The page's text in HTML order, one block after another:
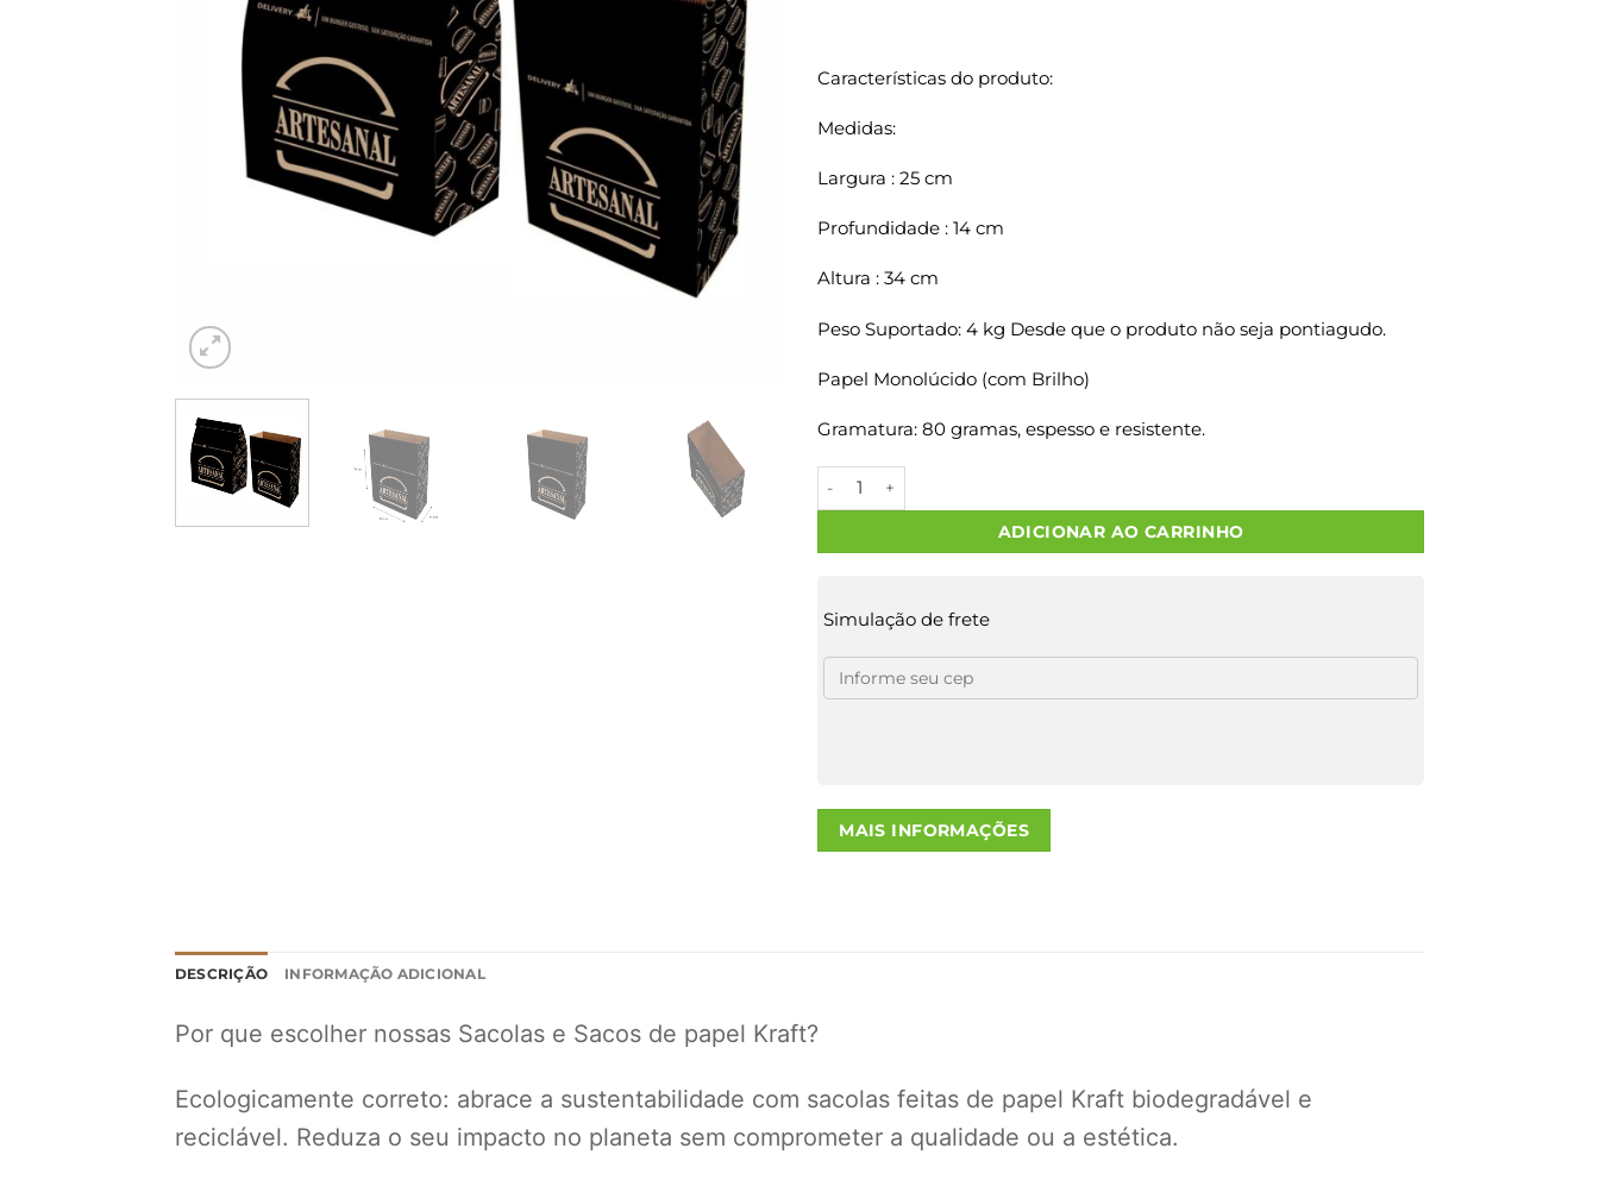
Características do produto:
Medidas:
Largura : 25 cm
Profundidade : 14 cm
Altura : 34 cm
Peso Suportado: 4 kg Desde que o produto não seja pontiagudo.
Papel Monolúcido (com Brilho)
Gramatura: 80 gramas, espesso e resistente.
Sacos Papel Kraft ARTESANAL M2 25X14X34 500 Un. quantidade
ADICIONAR AO CARRINHO
Simulação de frete
MAIS INFORMAÇÕES
DESCRIÇÃO INFORMAÇÃO ADICIONAL
Por que escolher nossas Sacolas e Sacos de papel Kraft?
Ecologicamente correto: abrace a sustentabilidade com sacolas feitas de papel Kraft biodegradável e
reciclável. Reduza o seu impacto no planeta sem comprometer a qualidade ou a estética.